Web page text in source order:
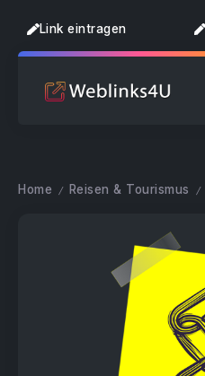
Link eintragen
Home / Reisen & Tourismus /